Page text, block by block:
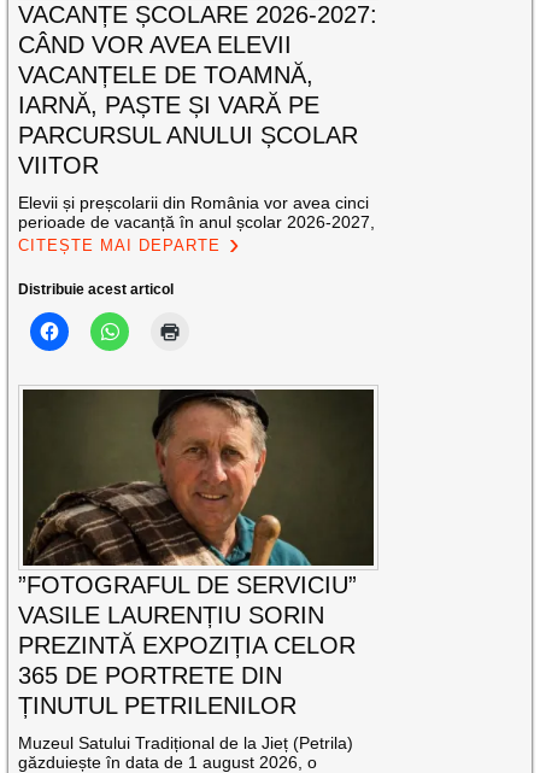
VACANȚE ȘCOLARE 2026-2027:
CÂND VOR AVEA ELEVII
VACANȚELE DE TOAMNĂ,
IARNĂ, PAȘTE ȘI VARĂ PE
PARCURSUL ANULUI ȘCOLAR
VIITOR
Elevii și preșcolarii din România vor avea cinci
perioade de vacanță în anul școlar 2026-2027,
CITEȘTE MAI DEPARTE
Distribuie acest articol
”FOTOGRAFUL DE SERVICIU”
VASILE LAURENȚIU SORIN
PREZINTĂ EXPOZIȚIA CELOR
365 DE PORTRETE DIN
ȚINUTUL PETRILENILOR
Muzeul Satului Tradițional de la Jieț (Petrila)
găzduiește în data de 1 august 2026, o